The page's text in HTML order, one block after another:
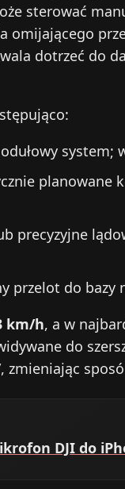
sterować
omijającego
dotrzeć do
system;
planowane
precyzyjne
przelot do bazy
km/h, a w
do
zmieniając
DJI do